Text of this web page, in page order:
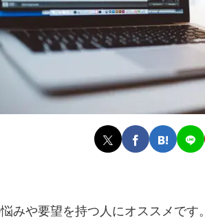
みや要望を持つ人にオススメです。